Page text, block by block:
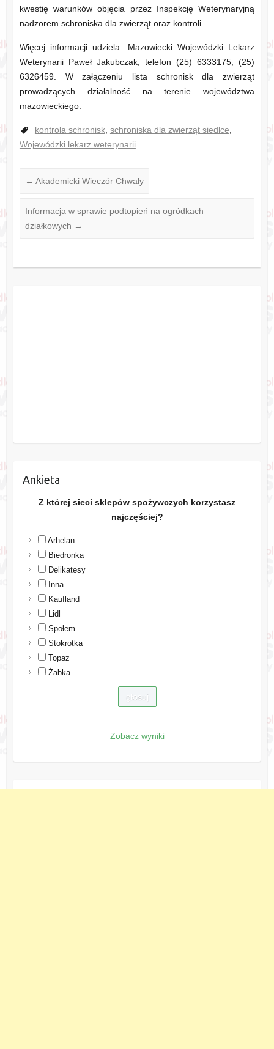
kwestię warunków objęcia przez Inspekcję Weterynaryjną
nadzorem schroniska dla zwierząt oraz kontroli.
Więcej informacji udziela: Mazowiecki Wojewódzki Lekarz
Weterynarii Paweł Jakubczak, telefon (25) 6333175; (25)
6326459. W załączeniu lista schronisk dla zwierząt
prowadzących działalność na terenie województwa
mazowieckiego.
kontrola schronisk, schroniska dla zwierząt siedlce,
Wojewódzki lekarz weterynarii
← Akademicki Wieczór Chwały
Informacja w sprawie podtopień na ogródkach
działkowych →
Ankieta
Z której sieci sklepów spożywczych korzystasz
najczęściej?
Arhelan
Biedronka
Delikatesy
Inna
Kaufland
Lidl
Społem
Stokrotka
Topaz
Żabka
Zobacz wyniki